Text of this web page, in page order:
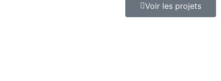
Voir les projets